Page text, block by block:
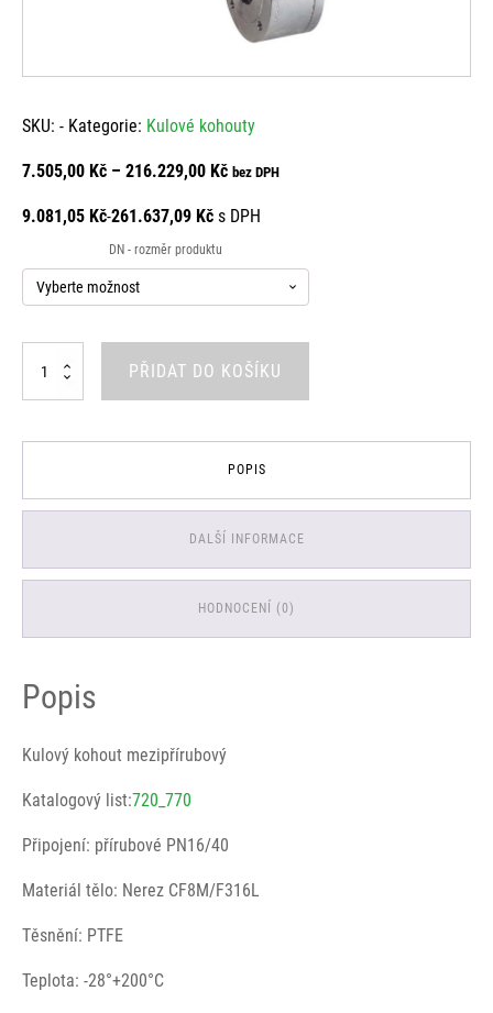
SKU: - Kategorie: Kulové kohouty
7.505,00 Kč – 216.229,00 KčRozpětí
7.505,00 Kč
216.229,00 Kč
bez DPH
9.081,05 Kč-261.637,09 Kč s DPH
DN - rozměr produktu
kohout
mezipřírubový
-
PŘIDAT DO KOŠÍKU
POPIS
DALŠÍ INFORMACE
HODNOCENÍ (0)
Popis
Kulový kohout mezipřírubový
Katalogový list:720_770
Připojení: přírubové PN16/40
Materiál tělo: Nerez CF8M/F316L
Těsnění: PTFE
Teplota: -28°+200°C